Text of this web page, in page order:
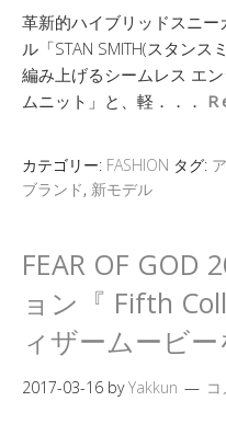
革新的ハイブリッドスニ
ル「STAN SMITH(スタン
編み上げるシームレス エ
ムニット」と、軽．．．
カテゴリー: FASHION タグ:
ブランド, 新モデル
FEAR OF GOD
ョン『 Fifth
ィザームービ
2017-03-16 byYakkun